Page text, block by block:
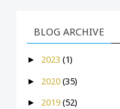
BLOG ARCHIVE
► 2023 (1)
► 2020 (35)
► 2019 (52)